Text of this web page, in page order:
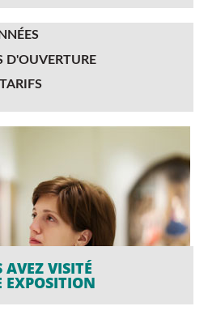
D'OUVERTURE
AVEZ VISITÉ
EXPOSITION